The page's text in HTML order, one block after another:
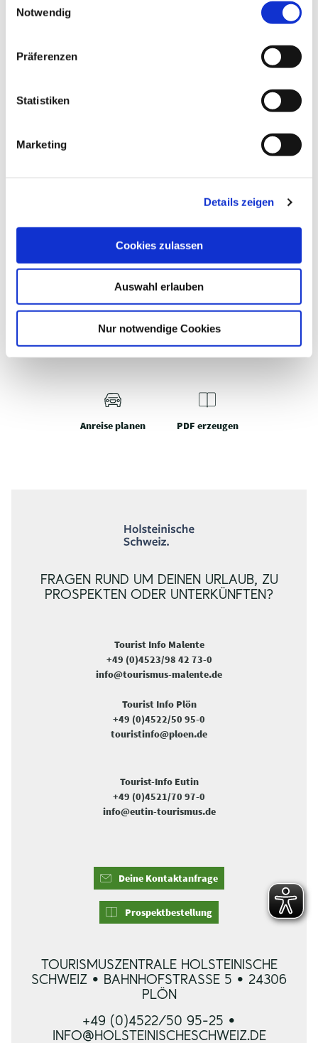
Datenschutz
Notwendig
Präferenzen
Statistiken
Marketing
Details zeigen
Cookies zulassen
Auswahl erlauben
Nur notwendige Cookies
GROSSER MADEBRÖKENSEE
NPHS Emily Rehg
WAS MÖCHTEST DU ALS
NÄCHSTES TUN?
Anreise planen PDF erzeugen
FRAGEN RUND UM DEINEN URLAUB, ZU
PROSPEKTEN ODER UNTERKÜNFTEN?
Tourist Info Malente
+49 (0)4523/98 42 73-0
info@tourismus-malente.de
Tourist Info Plön
+49 (0)4522/50 95-0
touristinfo@ploen.de
Tourist-Info Eutin
+49 (0)4521/70 97-0
info@eutin-tourismus.de
Deine Kontaktanfrage
Prospektbestellung
TOURISMUSZENTRALE HOLSTEINISCHE
SCHWEIZ • BAHNHOFSTRASSE 5 • 24306 P
LÖN
+49 (0)4522/50 95-25 •
INFO@HOLSTEINISCHESCHWEIZ.DE